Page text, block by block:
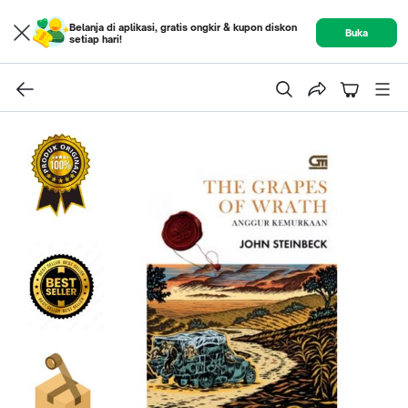
Belanja di aplikasi, gratis ongkir & kupon diskon
setiap hari!
Buka